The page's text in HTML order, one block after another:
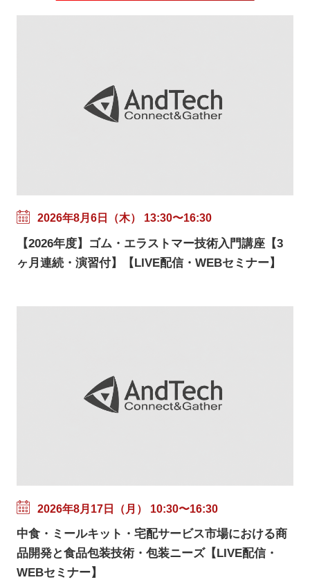
2026年8月6日（木） 13:30〜16:30
【2026年度】ゴム・エラストマー技術入門講座【3
ヶ月連続・演習付】【LIVE配信・WEBセミナー】
2026年8月17日（月） 10:30〜16:30
中食・ミールキット・宅配サービス市場における商
品開発と食品包装技術・包装ニーズ【LIVE配信・
WEBセミナー】